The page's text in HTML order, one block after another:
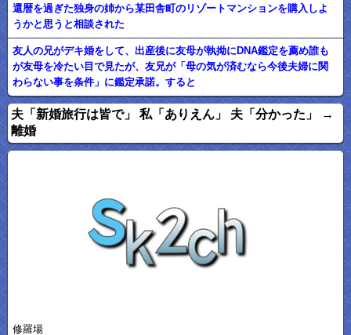
還暦を過ぎた独身の姉から某田舎町のリゾートマンションを購入しよ
うかと思うと相談された
友人の兄がデキ婚をして、出産後に友母が執拗にDNA鑑定を薦め誰も
が友母を冷たい目で見たが、友兄が「母の気が済むなら今後夫婦に関
わらない事を条件」に鑑定承諾。すると
夫「新婚旅行は皆で」 私「ありえん」 夫「分かった」 →
離婚
修羅場